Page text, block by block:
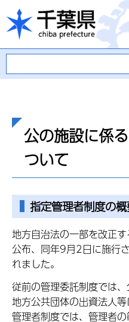
千葉県
公の施設に係
ついて
指定管理者制度の
地方自治法の一部を改正
公布、同年9月2日に施行
れました。
従前の管理委託制度では
地方公共団体の出資法人
管理者制度では、管理者